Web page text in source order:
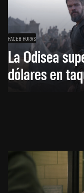
HACE 8 HORAS
La Odisea
dólares en